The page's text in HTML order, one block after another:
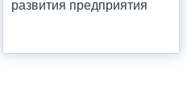
развития предприятия